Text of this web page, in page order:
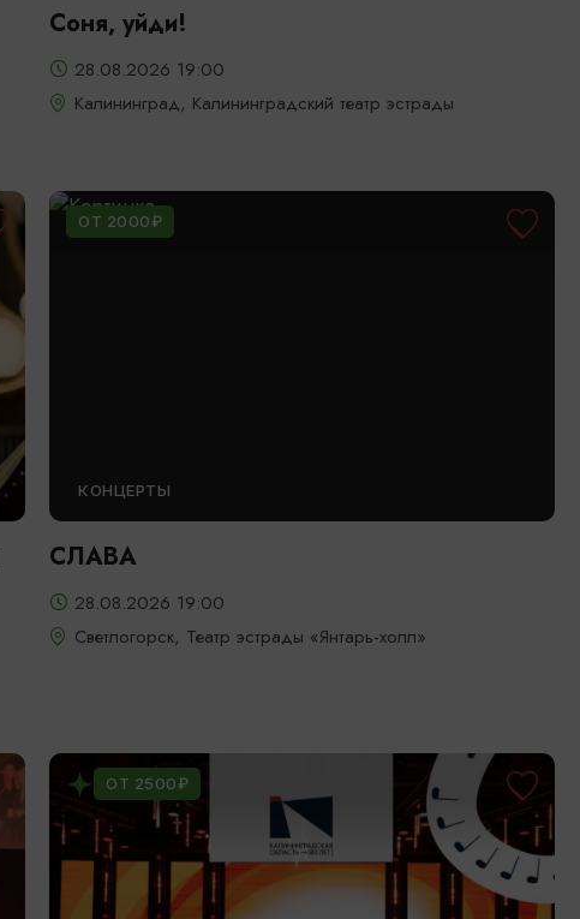
Соня, уйди!
28.08.2026 19:00
Калининград, Калининградский театр эстрады
ОТ 2000₽
КОНЦЕРТЫ
СЛАВА
28.08.2026 19:00
Светлогорск, Театр эстрады «Янтарь-холл»
ОТ 2500₽